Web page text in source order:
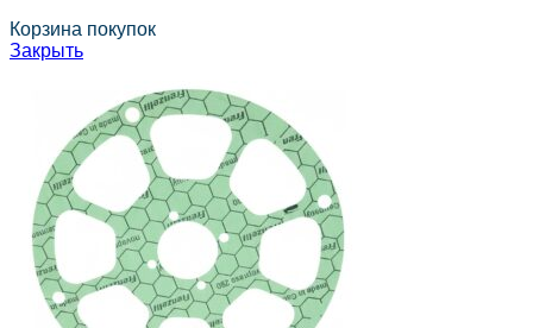
Корзина покупок
Закрыть